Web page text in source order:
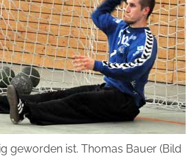
geworden ist. Thomas Bauer (Bild